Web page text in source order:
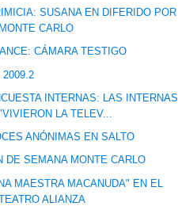
SUSANA EN DIFERIDO POR
CARLO
CÁMARA TESTIGO
2009.2
INTERNAS: LAS INTERNAS
LA TELEV...
ANÓNIMAS EN SALTO
DE SEMANA MONTE CARLO
MAESTRA MACANUDA" EN EL
ALIANZA